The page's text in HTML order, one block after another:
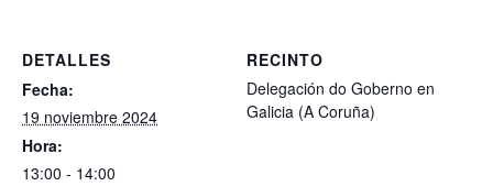
DETALLES
Fecha:
19 noviembre 2024
Hora:
13:00 - 14:00
RECINTO
Delegación do Goberno en
Galicia (A Coruña)